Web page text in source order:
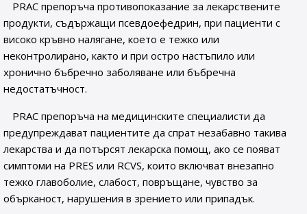
PRAC препоръча противопоказание за лекарствените
продукти, съдържащи псевдоефедрин, при пациенти с
високо кръвно налягане, което е тежко или
неконтролирано, както и при остро настъпило или
хронично бъбречно заболяване или бъбречна
недостатъчност.
PRAC препоръча на медицинските специалисти да
предупреждават пациентите да спрат незабавно такива
лекарства и да потърсят лекарска помощ, ако се появат
симптоми на PRES или RCVS, които включват внезапно
тежко главоболие, слабост, повръщане, чувство за
обърканост, нарушения в зрението или припадък.